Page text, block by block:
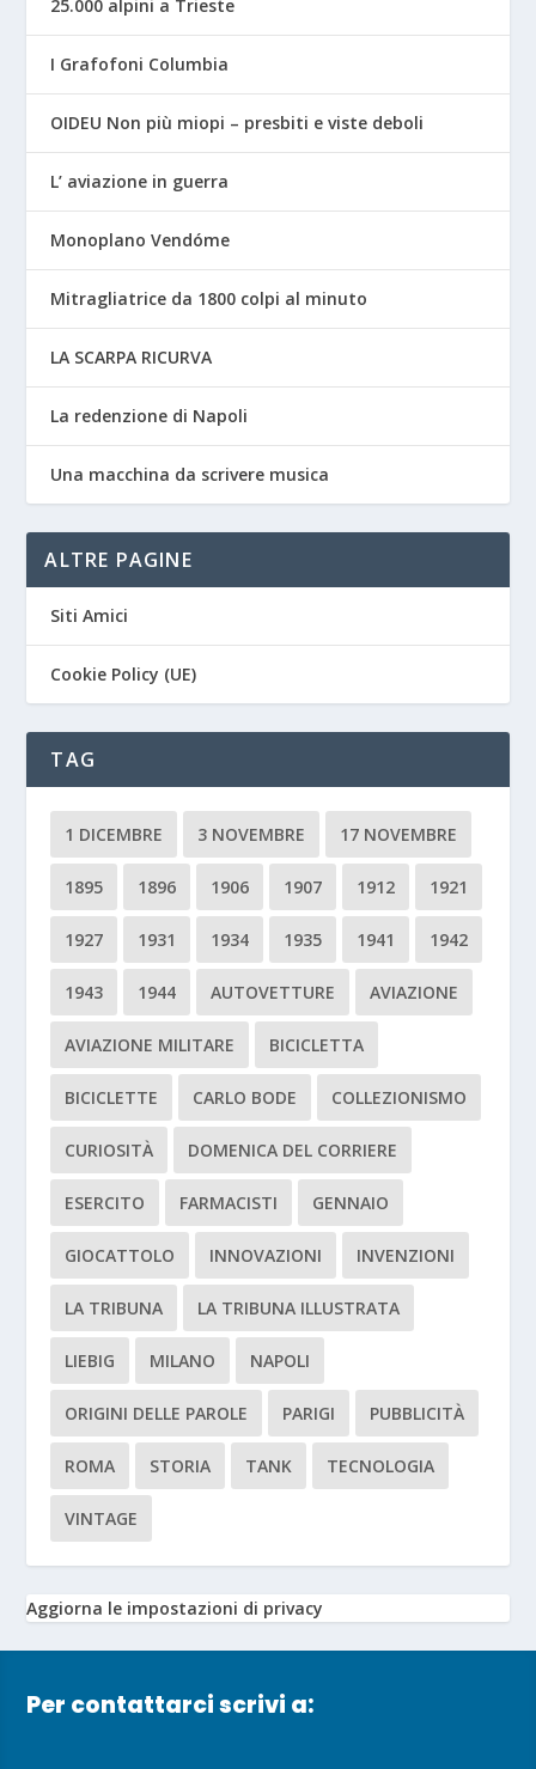
25.000 alpini a Trieste
I Grafofoni Columbia
OIDEU Non più miopi – presbiti e viste deboli
L’ aviazione in guerra
Monoplano Vendóme
Mitragliatrice da 1800 colpi al minuto
LA SCARPA RICURVA
La redenzione di Napoli
Una macchina da scrivere musica
ALTRE PAGINE
Siti Amici
Cookie Policy (UE)
TAG
1 DICEMBRE 3 NOVEMBRE 17 NOVEMBRE
1895 1896 1906 1907 1912 1921
1927 1931 1934 1935 1941 1942
1943 1944 AUTOVETTURE AVIAZIONE
AVIAZIONE MILITARE BICICLETTA
BICICLETTE CARLO BODE COLLEZIONISMO
CURIOSITÀ DOMENICA DEL CORRIERE
ESERCITO FARMACISTI GENNAIO
GIOCATTOLO INNOVAZIONI INVENZIONI
LA TRIBUNA LA TRIBUNA ILLUSTRATA
LIEBIG MILANO NAPOLI
ORIGINI DELLE PAROLE PARIGI PUBBLICITÀ
ROMA STORIA TANK TECNOLOGIA
VINTAGE
Aggiorna le impostazioni di privacy
Per contattarci scrivi a: